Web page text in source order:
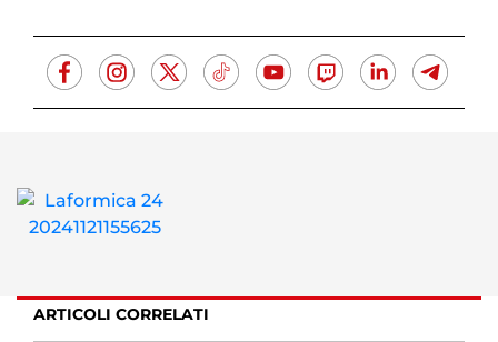
ARTICOLI CORRELATI